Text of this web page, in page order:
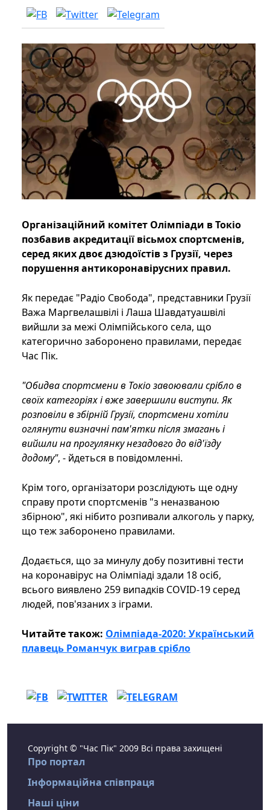
Організаційний комітет Олімпіади в Токіо
позбавив акредитації вісьмох спортсменів,
серед яких двоє дзюдоїстів з Грузії, через
порушення антикоронавірусних правил.
Як передає "Радіо Свобода", представники Грузії
Важа Маргвелашвілі і Лаша Шавдатуашвілі
вийшли за межі Олімпійського села, що
категорично заборонено правилами, передає
Час Пік.
"Обидва спортсмени в Токіо завоювали срібло в
своїх категоріях і вже завершили виступи. Як
розповіли в збірній Грузії, спортсмени хотіли
оглянути визначні пам'ятки після змагань і
вийшли на прогулянку незадовго до від'їзду
додому", - йдеться в повідомленні.
Крім того, організатори розслідують ще одну
справу проти спортсменів "з неназваною
збірною", які нібито розпивали алкоголь у парку,
що теж заборонено правилами.
Додається, що за минулу добу позитивні тести
на коронавірус на Олімпіаді здали 18 осіб,
всього виявлено 259 випадків COVID-19 серед
людей, пов'язаних з іграми.
Читайте також: Олімпіада-2020: Український
плавець Романчук виграв срібло
Copyright © "Час Пік" 2009 Всі права захищені
Про портал
Інформаційна співпраця
Наші ціни